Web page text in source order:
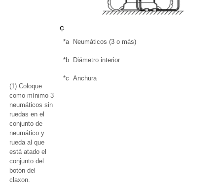
(1) Coloque
como mínimo 3
neumáticos sin
ruedas en el
conjunto de
neumático y
rueda al que
está atado el
conjunto del
botón del
claxon.
*a Neumáticos (3 o más)
*b Diámetro interior
*c Anchura